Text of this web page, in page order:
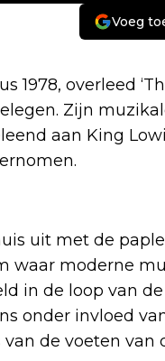
Voeg
1978, overleed
Zijn
aan King
uit met de
waar moderne
in de loop van
onder invloed
de voeten van